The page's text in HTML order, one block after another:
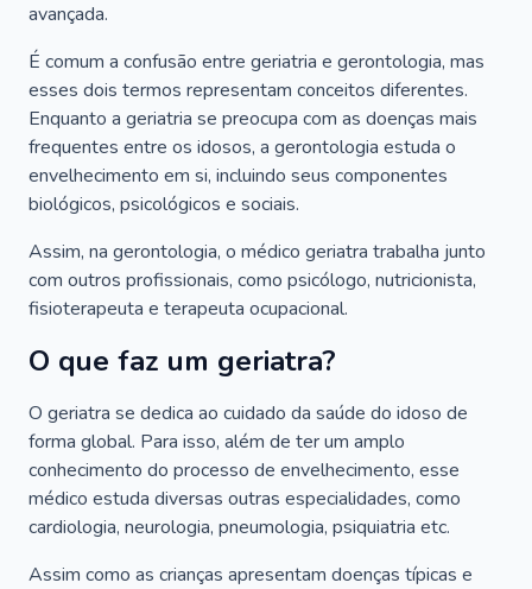
avançada.
É comum a confusão entre geriatria e gerontologia, mas
esses dois termos representam conceitos diferentes.
Enquanto a geriatria se preocupa com as doenças mais
frequentes entre os idosos, a gerontologia estuda o
envelhecimento em si, incluindo seus componentes
biológicos, psicológicos e sociais.
Assim, na gerontologia, o médico geriatra trabalha junto
com outros profissionais, como psicólogo, nutricionista,
fisioterapeuta e terapeuta ocupacional.
O que faz um geriatra?
O geriatra se dedica ao cuidado da saúde do idoso de
forma global. Para isso, além de ter um amplo
conhecimento do processo de envelhecimento, esse
médico estuda diversas outras especialidades, como
cardiologia, neurologia, pneumologia, psiquiatria etc.
Assim como as crianças apresentam doenças típicas e